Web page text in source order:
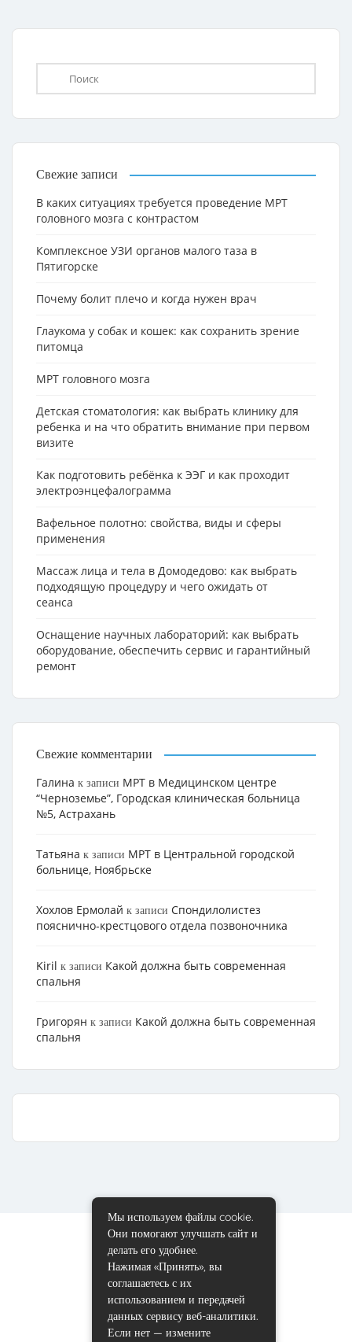
Свежие записи
В каких ситуациях требуется проведение МРТ
головного мозга с контрастом
Комплексное УЗИ органов малого таза в
Пятигорске
Почему болит плечо и когда нужен врач
Глаукома у собак и кошек: как сохранить зрение
питомца
МРТ головного мозга
Детская стоматология: как выбрать клинику для
ребенка и на что обратить внимание при первом
визите
Как подготовить ребёнка к ЭЭГ и как проходит
электроэнцефалограмма
Вафельное полотно: свойства, виды и сферы
применения
Массаж лица и тела в Домодедово: как выбрать
подходящую процедуру и чего ожидать от
сеанса
Оснащение научных лабораторий: как выбрать
оборудование, обеспечить сервис и гарантийный
ремонт
Свежие комментарии
Галина к записи МРТ в Медицинском центре
“Черноземье”, Городская клиническая больница
№5, Астрахань
Татьяна к записи МРТ в Центральной городской
больнице, Ноябрьске
Хохлов Ермолай к записи Cпондилолистез
пояснично-крестцового отдела позвоночника
Kiril к записи Какой должна быть современная
спальня
Григорян к записи Какой должна быть современная
спальня
Мы используем файлы cookie.
Они помогают улучшать сайт и
делать его удобнее.
Нажимая «Принять», вы
соглашаетесь с их
использованием и передачей
данных сервису веб-аналитики.
Если нет — измените